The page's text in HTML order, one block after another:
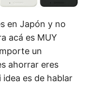
en Japón y no
acá es MUY
un
ahorrar eres
es de hablar